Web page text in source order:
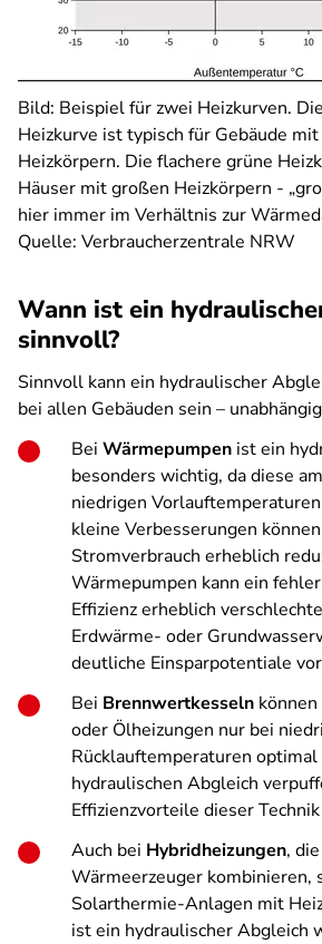
Bild: Beispiel für zwei Heizkurven.
Heizkurve ist typisch für Gebäude
Heizkörpern. Die flachere grüne
Häuser mit großen Heizkörpern -
hier immer im Verhältnis zur
Quelle: Verbraucherzentrale NRW
Wann ist ein
sinnvoll?
Sinnvoll kann ein hydraulischer
bei allen Gebäuden sein –
Bei Wärmepumpen ist ein
besonders wichtig, da diese
niedrigen
kleine Verbesserungen
Stromverbrauch erheblich
Wärmepumpen kann ein
Effizienz erheblich
Erdwärme- oder
deutliche Einsparpotentiale
Bei Brennwertkesseln
oder Ölheizungen nur bei
Rücklauftemperaturen optimal
hydraulischen Abgleich
Effizienzvorteile dieser
Auch bei Hybridheizungen,
Wärmeerzeuger kombinieren,
Solarthermie-Anlagen mit
ist ein hydraulischer Abgleich